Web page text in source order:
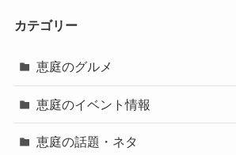
カテゴリー
恵庭のグルメ
恵庭のイベント情報
恵庭の話題・ネタ